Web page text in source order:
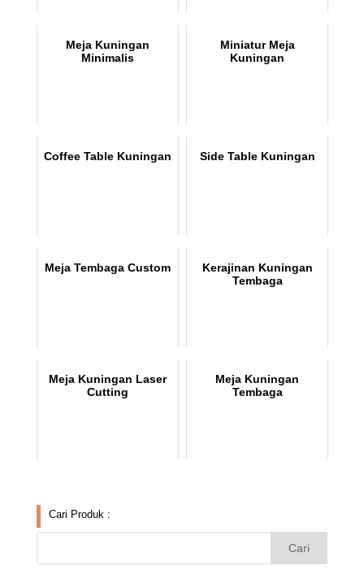
Meja Kuningan
Minimalis
Miniatur Meja
Kuningan
Coffee Table Kuningan Side Table Kuningan
Meja Tembaga Custom
Kerajinan Kuningan
Tembaga
Meja Kuningan Laser
Cutting
Meja Kuningan
Tembaga
Cari Produk :